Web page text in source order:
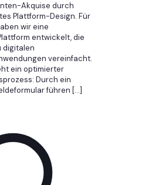
Akquise durch
Plattform-Design. Für
wir eine
entwickelt, die
digitalen
vereinfacht.
ein optimierter
Durch ein
führen […]